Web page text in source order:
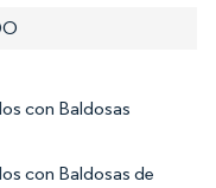
con Baldosas
con Baldosas de